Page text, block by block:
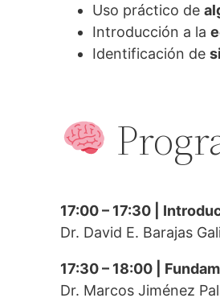
Uso práctico de
Introducción a la
Identificación de
17:00 – 17:30 |
Dr. David E. Barajas
17:30 – 18:00 |
Dr. Marcos Jiménez